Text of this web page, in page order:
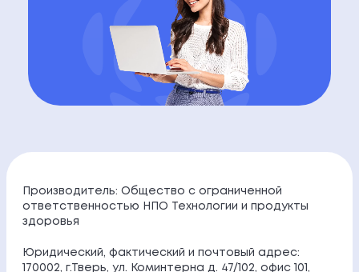
Производитель: Общество с ограниченной
ответственностью НПО Технологии и продукты
здоровья
Юридический, фактический и почтовый адрес:
170002, г.Тверь, ул. Коминтерна д. 47/102, офис 101,